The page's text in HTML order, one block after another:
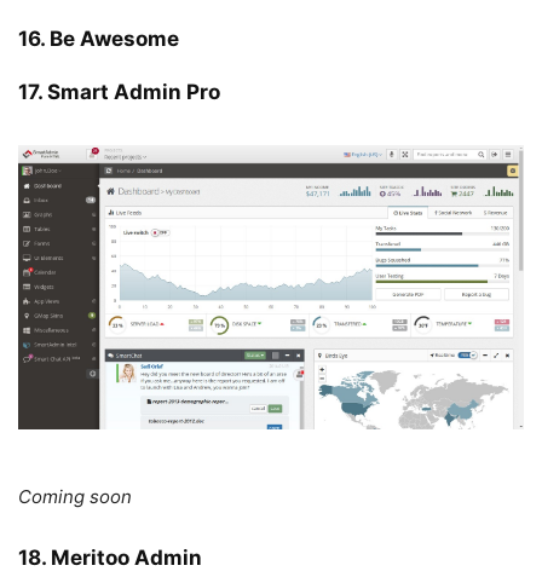
16. Be Awesome
17. Smart Admin Pro
Coming soon
18. Meritoo Admin